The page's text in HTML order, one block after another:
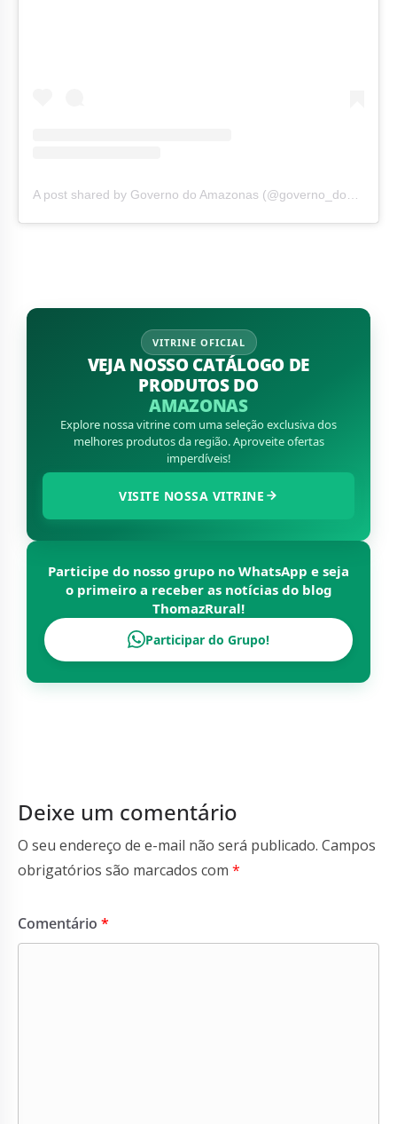
A post shared by Governo do Amazonas (@governo_do_amazonas)
VITRINE OFICIAL
VEJA NOSSO CATÁLOGO DE
PRODUTOS DO
AMAZONAS
Explore nossa vitrine com uma seleção exclusiva dos
melhores produtos da região. Aproveite ofertas
imperdíveis!
VISITE NOSSA VITRINE
Participe do nosso grupo no WhatsApp e seja
o primeiro a receber as notícias do blog
ThomazRural!
Participar do Grupo!
Deixe um comentário
O seu endereço de e-mail não será publicado. Campos
obrigatórios são marcados com *
Comentário *